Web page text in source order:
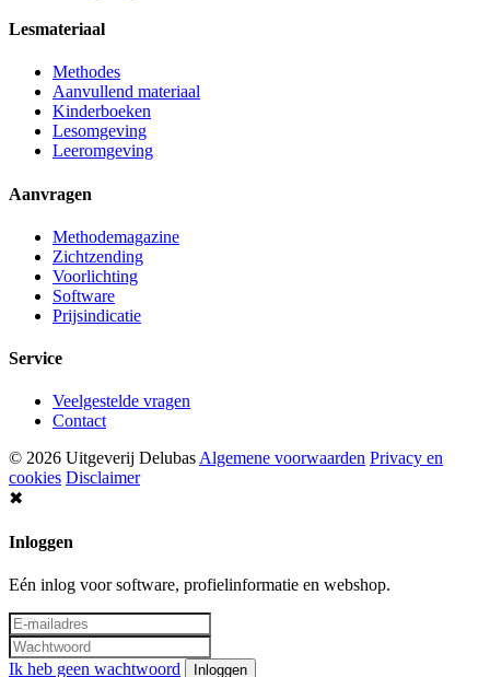
Lesmateriaal
Methodes
Aanvullend materiaal
Kinderboeken
Lesomgeving
Leeromgeving
Aanvragen
Methodemagazine
Zichtzending
Voorlichting
Software
Prijsindicatie
Service
Veelgestelde vragen
Contact
© 2026 Uitgeverij Delubas Algemene voorwaarden Privacy en
cookies Disclaimer
✖
Inloggen
Eén inlog voor software, profielinformatie en webshop.
Ik heb geen wachtwoord Inloggen